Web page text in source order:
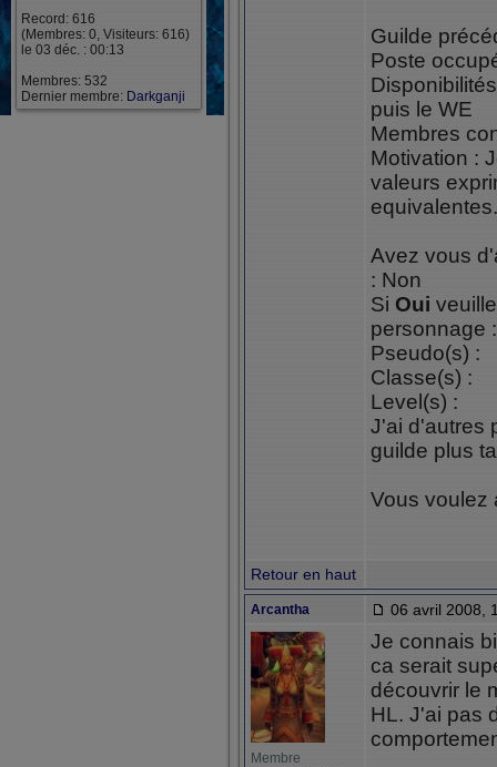
Record: 616
(Membres: 0, Visiteurs: 616)
le 03 déc. : 00:13
Membres: 532
Dernier membre: Darkganji
Guilde
Poste
puis le WE
Membres
Motivation :
valeurs
Avez vous
: Non
Si Oui
personnage :
Pseudo(s) :
Classe(s) :
Level(s) :
J'ai d'autres
guilde plus
Vous voulez
Retour en haut
Arcantha 06 avril 2008,
Membre
Je connais
ca serait
découvrir le
HL. J'ai pas